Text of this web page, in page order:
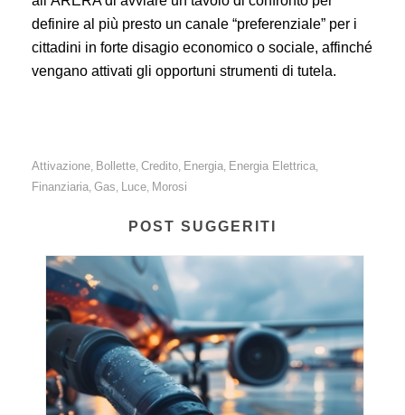
definire al più presto un canale “preferenziale” per i
cittadini in forte disagio economico o sociale, affinché
vengano attivati gli opportuni strumenti di tutela.
Attivazione, Bollette, Credito, Energia, Energia Elettrica,
Finanziaria, Gas, Luce, Morosi
POST SUGGERITI